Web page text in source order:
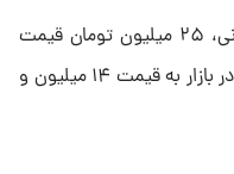
ربع‌سکه هم با کاهش ۳۰۰ هزار تومانی، ۲۵ میلیون تومان قیمت
خورده است. از سوی دیگر، سکه گرمی در بازار به قیمت ۱۴ میلیون و